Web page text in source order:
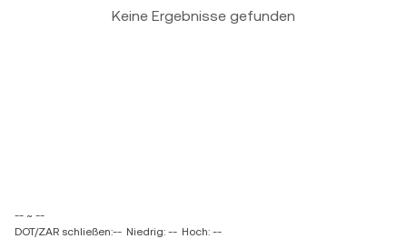
Keine Ergebnisse gefunden
-- ~ --
DOT/ZAR schließen:-- Niedrig: -- Hoch: --